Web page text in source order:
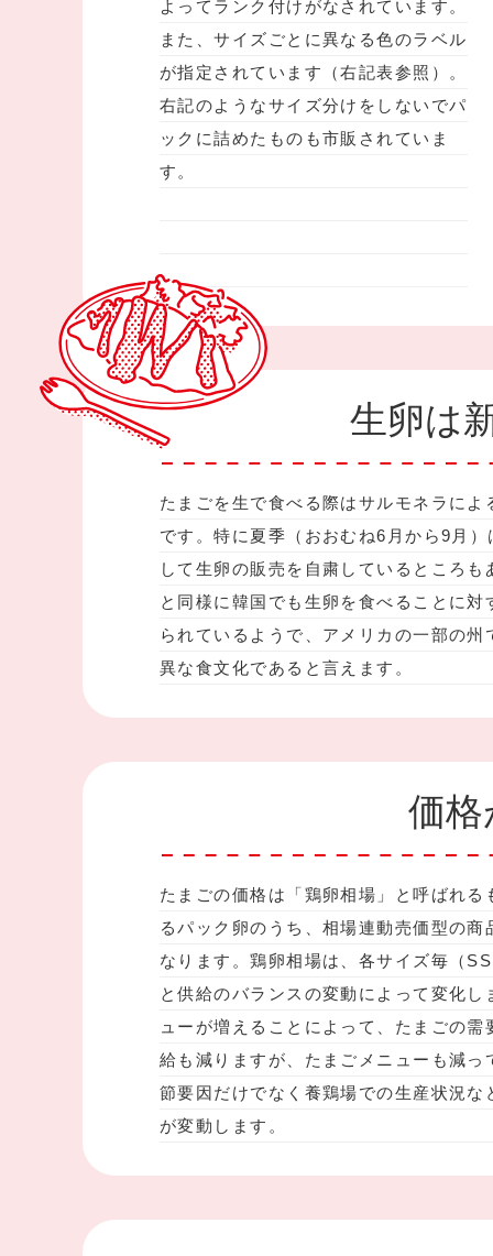
よってランク付けがなされています。
また、サイズごとに異なる色のラベル
が指定されています（右記表参照）。
右記のようなサイズ分けをしないでパ
ックに詰めたものも市販されていま
す。
生卵は
たまごを生で食べる際はサルモネラに
です。特に夏季（おおむね6月から9月
して生卵の販売を自粛しているところ
と同様に韓国でも生卵を食べることに
られているようで、アメリカの一部の
異な食文化であると言えます。
価格
たまごの価格は「鶏卵相場」と呼ばれ
るパック卵のうち、相場連動売価型の
なります。鶏卵相場は、各サイズ毎（
と供給のバランスの変動によって変化
ューが増えることによって、たまごの
給も減りますが、たまごメニューも減
節要因だけでなく養鶏場での生産状況
が変動します。